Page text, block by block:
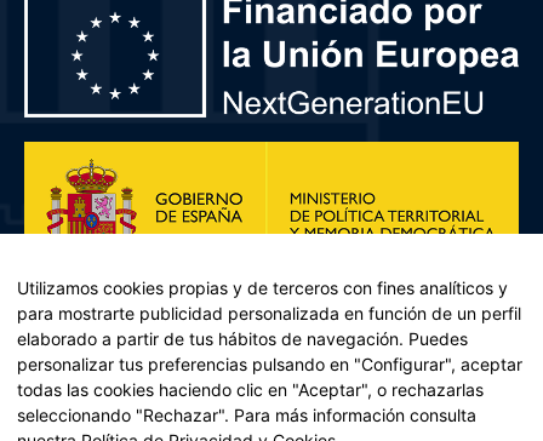
Utilizamos cookies propias y de terceros con fines analíticos y
para mostrarte publicidad personalizada en función de un perfil
elaborado a partir de tus hábitos de navegación. Puedes
personalizar tus preferencias pulsando en "Configurar", aceptar
todas las cookies haciendo clic en "Aceptar", o rechazarlas
seleccionando "Rechazar". Para más información consulta